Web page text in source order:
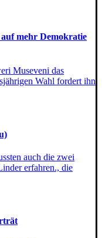
mehr Demokratie
Museveni das
Wahl fordert ihn
auch die zwei
erfahren., die